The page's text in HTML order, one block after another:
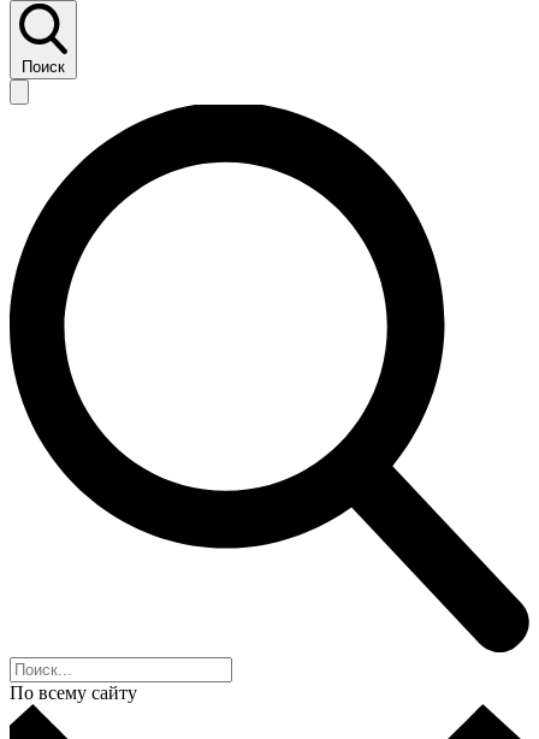
Поиск
По всему сайту